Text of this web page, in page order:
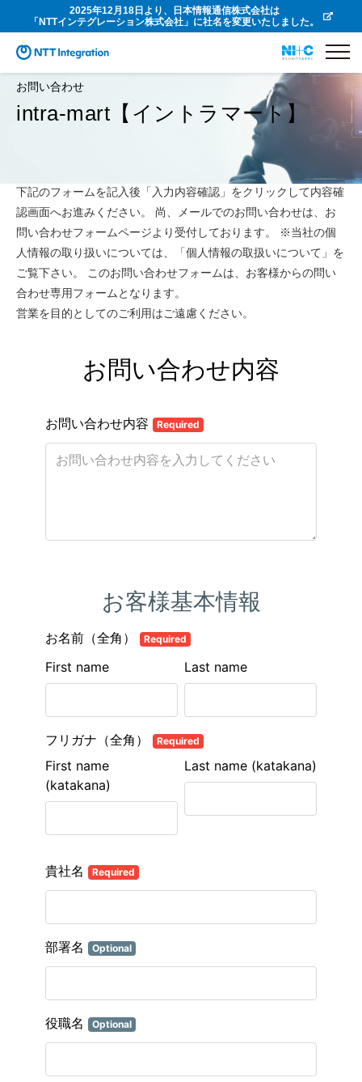
2025年12月18日より、日本情報通信株式会社は
「NTTインテグレーション株式会社」に社名を変更いたしました。
お問い合わせ
intra-mart【イントラマート】
下記のフォームを記入後「入力内容確認」をクリックして内容確
認画面へお進みください。 尚、メールでのお問い合わせは、お
問い合わせフォームページより受付しております。 ※当社の個
人情報の取り扱いについては、「個人情報の取扱いについて」を
ご覧下さい。 このお問い合わせフォームは、お客様からの問い
合わせ専用フォームとなります。
営業を目的としてのご利用はご遠慮ください。